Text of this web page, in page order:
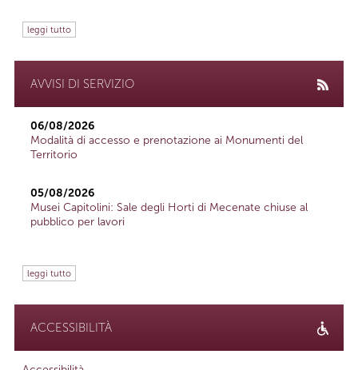
leggi tutto
AVVISI DI SERVIZIO
06/08/2026
Modalità di accesso e prenotazione ai Monumenti del
Territorio
05/08/2026
Musei Capitolini: Sale degli Horti di Mecenate chiuse al
pubblico per lavori
leggi tutto
ACCESSIBILITÀ